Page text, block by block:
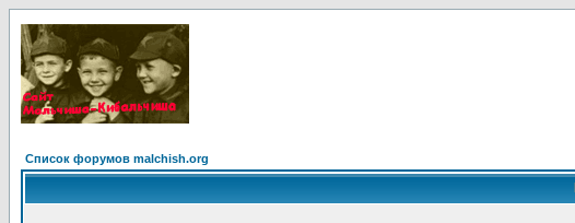
Список форумов malchish.org